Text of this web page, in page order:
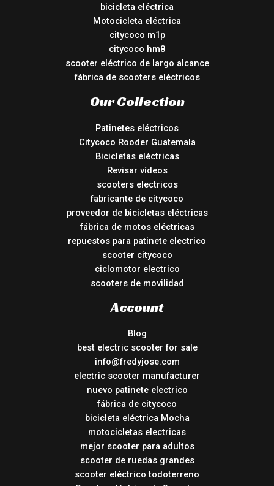
bicicleta eléctrica
Motocicleta eléctrica
citycoco m1p
citycoco hm8
scooter eléctrico de largo alcance
fábrica de scooters eléctricos
Our Collection
Patinetes eléctricos
Citycoco Rooder Guatemala
Bicicletas eléctricas
Revisar vídeos
scooters electricos
fabricante de citycoco
proveedor de bicicletas eléctricas
fábrica de motos eléctricas
repuestos para patinete electrico
scooter citycoco
ciclomotor electrico
scooters de movilidad
Account
Blog
best electric scooter for sale
info@fredyjose.com
electric scooter manufacturer
nuevo patinete electrico
fábrica de citycoco
bicicleta eléctrica Mocha
motocicletas electricas
mejor scooter para adultos
scooter de ruedas grandes
scooter eléctrico todoterreno